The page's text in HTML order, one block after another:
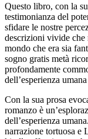
Questo libro, con la
testimonianza del
sfidare le nostre
descrizioni vivide che
mondo che era sia
sogno gratis metà
profondamente
dell’esperienza
Con la sua prosa
romanzo è
dell’esperienza
narrazione tortuosa e